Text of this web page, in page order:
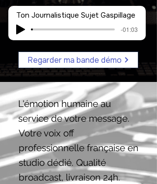
Ton Journalistique Sujet Gaspillage
-01:03
Regarder ma bande démo
L'émotion humaine au
service de votre message.
Votre voix off
professionnelle française en
studio dédié. Qualité
broadcast, livraison 24h.